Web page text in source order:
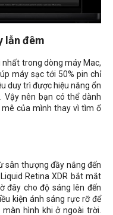
lẫn đêm
nhất trong dòng máy Mac,
máy sạc tới 50% pin chỉ
duy trì được hiệu năng ổn
Vậy nên bạn có thể dành
của mình thay vì tìm ổ
sân thượng đầy nắng đến
Retina XDR bắt mắt
đây cho độ sáng lên đến
kiện ánh sáng rực rỡ để
hình khi ở ngoài trời.